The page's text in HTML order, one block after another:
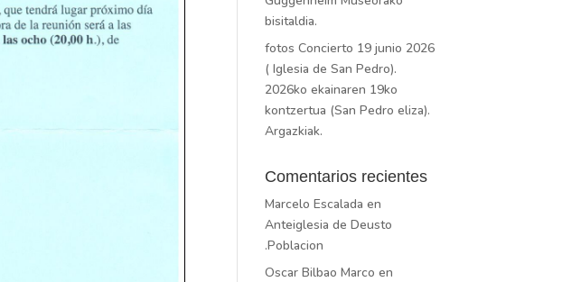
bisitaldia.
fotos Concierto 19 junio 2026
( Iglesia de San Pedro).
2026ko ekainaren 19ko
kontzertua (San Pedro eliza).
Argazkiak.
Comentarios recientes
Marcelo Escalada en
Anteiglesia de Deusto
.Poblacion
Oscar Bilbao Marco en